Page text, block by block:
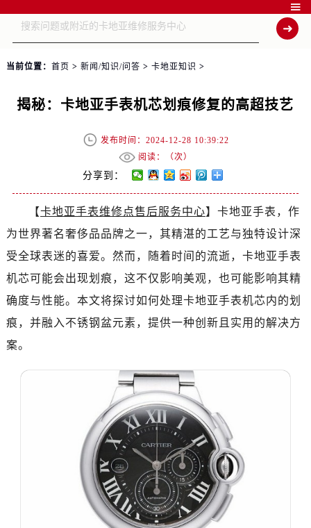

当前位置： 首页 > 新闻/知识/问答 > 卡地亚知识 >
揭秘：卡地亚手表机芯划痕修复的高超技艺
发布时间：2024-12-28 10:39:22
阅读：（次）
分享到：
【卡地亚手表维修点售后服务中心】卡地亚手表，作
为世界著名奢侈品品牌之一，其精湛的工艺与独特设计深
受全球表迷的喜爱。然而，随着时间的流逝，卡地亚手表
机芯可能会出现划痕，这不仅影响美观，也可能影响其精
确度与性能。本文将探讨如何处理卡地亚手表机芯内的划
痕，并融入不锈钢盆元素，提供一种创新且实用的解决方
案。